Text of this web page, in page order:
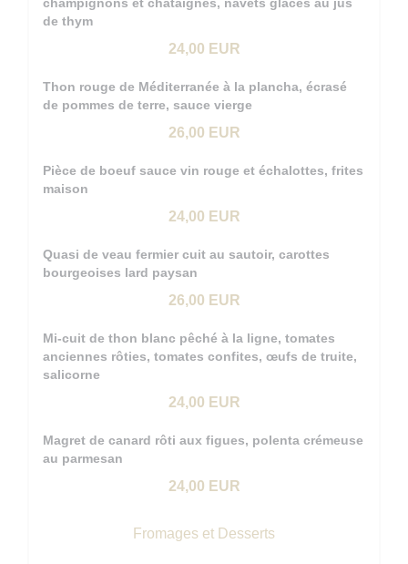
de thym
24,00 EUR
Thon rouge de Méditerranée à la plancha, écrasé
de pommes de terre, sauce vierge
26,00 EUR
Pièce de boeuf sauce vin rouge et échalottes, frites
maison
24,00 EUR
Quasi de veau fermier cuit au sautoir, carottes
bourgeoises lard paysan
26,00 EUR
Mi-cuit de thon blanc pêché à la ligne, tomates
anciennes rôties, tomates confites, œufs de truite,
salicorne
24,00 EUR
Magret de canard rôti aux figues, polenta crémeuse
au parmesan
24,00 EUR
Fromages et Desserts